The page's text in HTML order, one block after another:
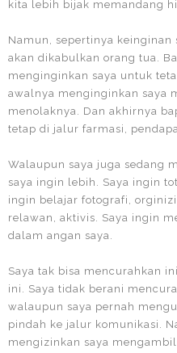
kita lebih bijak memandang
Namun, sepertinya
akan dikabulkan orang tua.
menginginkan saya untuk
awalnya menginginkan saya
menolaknya. Dan akhirnya
tetap di jalur farmasi,
Walaupun saya juga sedang
saya ingin lebih. Saya ingin
ingin belajar fotografi,
relawan, aktivis. Saya ingin
dalam angan saya.
Saya tak bisa mencurahkan
ini. Saya tidak berani
walaupun saya pernah
pindah ke jalur komunikasi.
mengizinkan saya